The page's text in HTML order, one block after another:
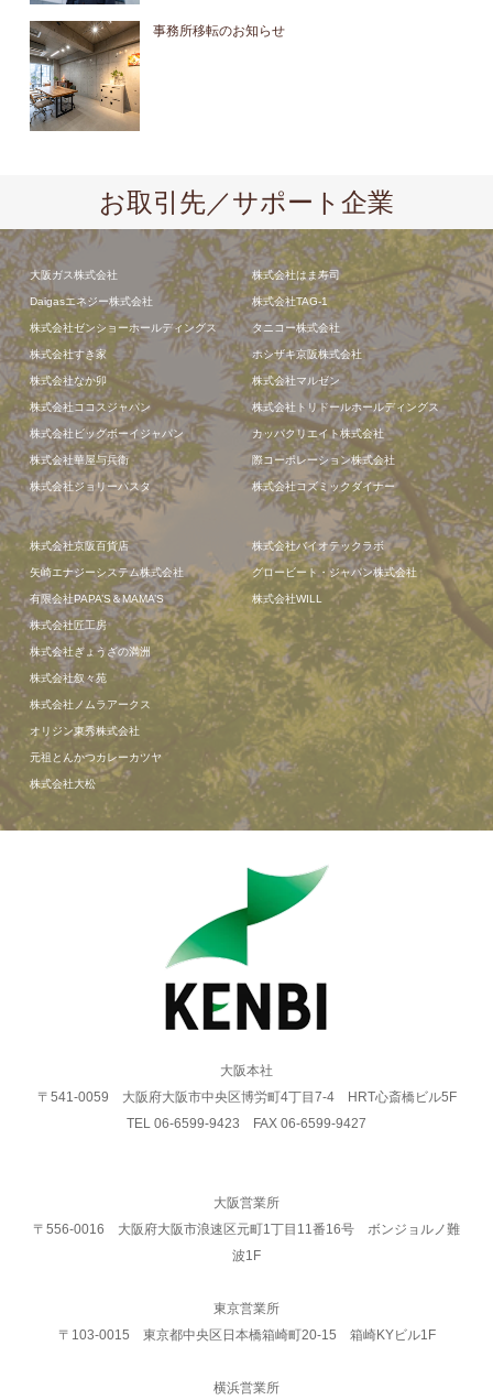
事務所移転のお知らせ
お取引先／サポート企業
大阪ガス株式会社
Daigasエネジー株式会社
株式会社ゼンショーホールディングス
株式会社すき家
株式会社なか卯
株式会社ココスジャパン
株式会社ビッグボーイジャパン
株式会社華屋与兵衛
株式会社ジョリーパスタ
株式会社はま寿司
株式会社TAG-1
タニコー株式会社
ホシザキ京阪株式会社
株式会社マルゼン
株式会社トリドールホールディングス
カッパクリエイト株式会社
際コーポレーション株式会社
株式会社コズミックダイナー
株式会社京阪百貨店
矢崎エナジーシステム株式会社
有限会社PAPA’S＆MAMA’S
株式会社匠工房
株式会社ぎょうざの満洲
株式会社叙々苑
株式会社ノムラアークス
オリジン東秀株式会社
元祖とんかつカレーカツヤ
株式会社大松
株式会社バイオテックラボ
グロービート・ジャパン株式会社
株式会社WILL
大阪本社
〒541-0059 大阪府大阪市中央区博労町4丁目7-4 HRT心斎橋ビル5F
TEL 06-6599-9423 FAX 06-6599-9427
大阪営業所
〒556-0016 大阪府大阪市浪速区元町1丁目11番16号 ボンジョルノ難
波1F
東京営業所
〒103-0015 東京都中央区日本橋箱崎町20-15 箱崎KYビル1F
横浜営業所